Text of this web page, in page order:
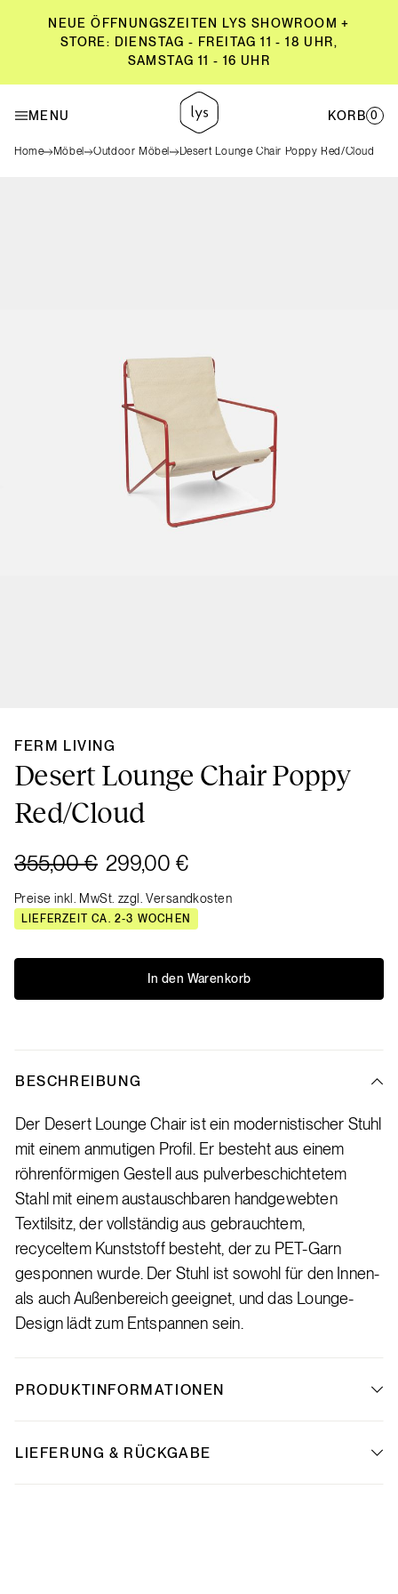
NEUE ÖFFNUNGSZEITEN LYS SHOWROOM +
STORE: DIENSTAG - FREITAG 11 - 18 UHR,
SAMSTAG 11 - 16 UHR
MENU KORB 0
STORE: DIENSTAG - FREITAG 11 - 18 UHR,
SAMSTAG 11 - 16 UHR
Home Möbel Outdoor Möbel Desert Lounge Chair Poppy Red/Cloud
FERM LIVING
Desert Lounge Chair Poppy
Red/Cloud
355,00 € 299,00 €
Preise inkl. MwSt. zzgl. Versandkosten
LIEFERZEIT CA. 2-3 WOCHEN
In den Warenkorb
BESCHREIBUNG
Der Desert Lounge Chair ist ein modernistischer Stuhl
mit einem anmutigen Profil. Er besteht aus einem
röhrenförmigen Gestell aus pulverbeschichtetem
Stahl mit einem austauschbaren handgewebten
Textilsitz, der vollständig aus gebrauchtem,
recyceltem Kunststoff besteht, der zu PET-Garn
gesponnen wurde. Der Stuhl ist sowohl für den Innen-
als auch Außenbereich geeignet, und das Lounge-
Design lädt zum Entspannen sein.
PRODUKTINFORMATIONEN
LIEFERUNG & RÜCKGABE